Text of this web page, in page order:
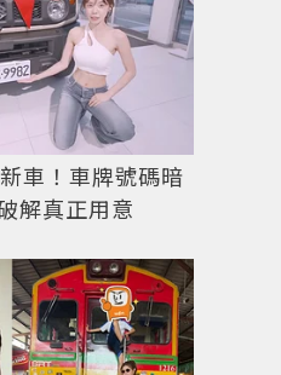
車！車牌號碼暗
解真正用意